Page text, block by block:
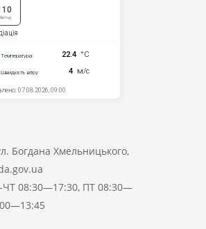
Богдана Хмельницького,
ЧТ 08:30—17:30, ПТ 08:30—